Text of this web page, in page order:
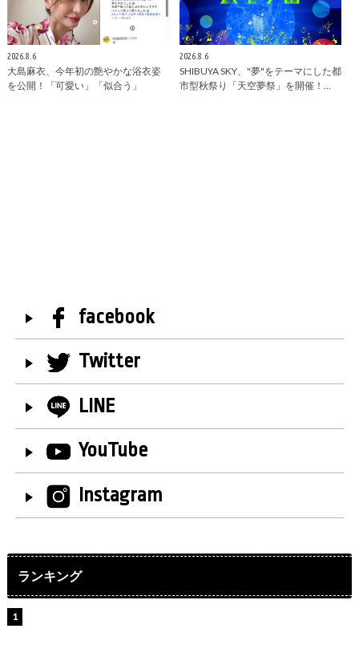
2026.8.6
大島麻衣、今年初の艶やかな浴衣姿
を公開！「可愛い」「似合う」
2026.8.6
SHIBUYA SKY、"夢"をテーマにした都
市型秋祭り「天空夢祭」を開催！…
facebook
Twitter
LINE
YouTube
Instagram
ランキング